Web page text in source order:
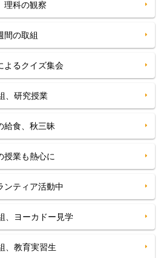
理科の観察
間の取組
よるクイズ集会
、研究授業
給食、秋三昧
授業も熱心に
ンティア活動中
、ヨーカドー見学
、教育実習生